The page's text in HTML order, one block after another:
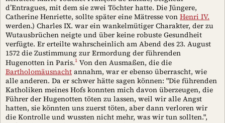
d’Entragues, mit dem sie zwei Töchter hatte. Die Jüngere,
Catherine Henriette, sollte später eine Mätresse von Henri IV.
werden.) Charles IX. war ein wankelmütiger Charakter, der zu
Wutausbrüchen neigte und über keine robuste Gesundheit
verfügte. Er erteilte wahrscheinlich am Abend des 23. August
1572 die Zustimmung zur Ermordung der führenden
Hugenotten in Paris.1 Von den Ausmaßen, die die
Bartholomäusnacht annahm, war er ebenso überrascht, wie
alle anderen. Da er schwer hätte sagen können: "Die führenden
Katholiken meines Hofs konnten mich davon überzeugen, die
Führer der Hugenotten töten zu lassen, weil wir alle Angst
hatten, sie könnten uns zuerst töten, aber dann verloren wir
die Kontrolle und wussten nicht mehr, was wir tun sollten.",